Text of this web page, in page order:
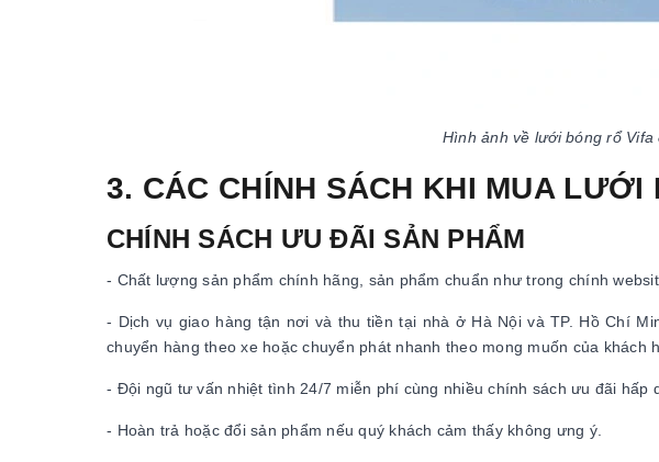
Hình ảnh về lưới bóng rổ Vifa
3. CÁC CHÍNH SÁCH KHI MUA LƯỚI
CHÍNH SÁCH ƯU ĐÃI SẢN PHẨM
- Chất lượng sản phẩm chính hãng, sản phẩm chuẩn như trong chính
- Dịch vụ giao hàng tận nơi và thu tiền tại nhà ở Hà Nội và TP. Hồ Chí
chuyển hàng theo xe hoặc chuyển phát nhanh theo mong muốn của khách
- Đội ngũ tư vấn nhiệt tình 24/7 miễn phí cùng nhiều chính sách ưu đãi hấp
- Hoàn trả hoặc đổi sản phẩm nếu quý khách cảm thấy không ưng ý.